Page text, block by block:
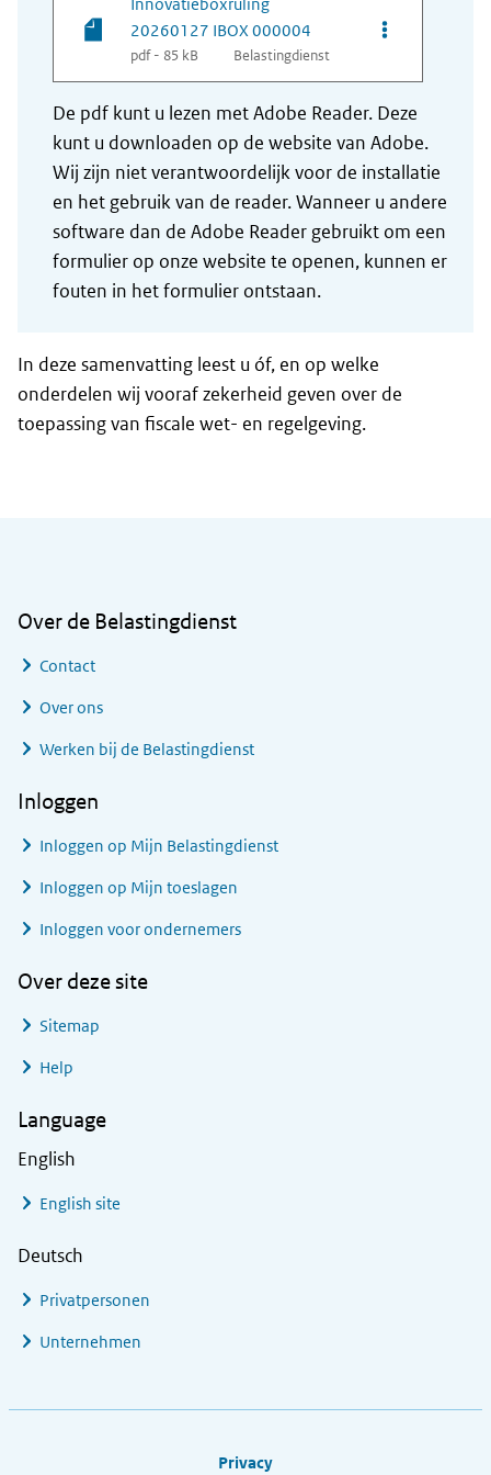
20260127 IBOX 000004
pdf - 85 kB Belastingdienst
Opties van
De pdf kunt u lezen met Adobe Reader. Deze
kunt u downloaden op de website van Adobe.
Wij zijn niet verantwoordelijk voor de installatie
en het gebruik van de reader. Wanneer u andere
software dan de Adobe Reader gebruikt om een
formulier op onze website te openen, kunnen er
fouten in het formulier ontstaan.
In deze samenvatting leest u óf, en op welke
onderdelen wij vooraf zekerheid geven over de
toepassing van fiscale wet- en regelgeving.
Over de Belastingdienst
Contact
Over ons
Werken bij de Belastingdienst
Inloggen
Inloggen op Mijn Belastingdienst
Inloggen op Mijn toeslagen
Inloggen voor ondernemers
Over deze site
Sitemap
Help
Language
English
English site
Deutsch
Privatpersonen
Unternehmen
Privacy